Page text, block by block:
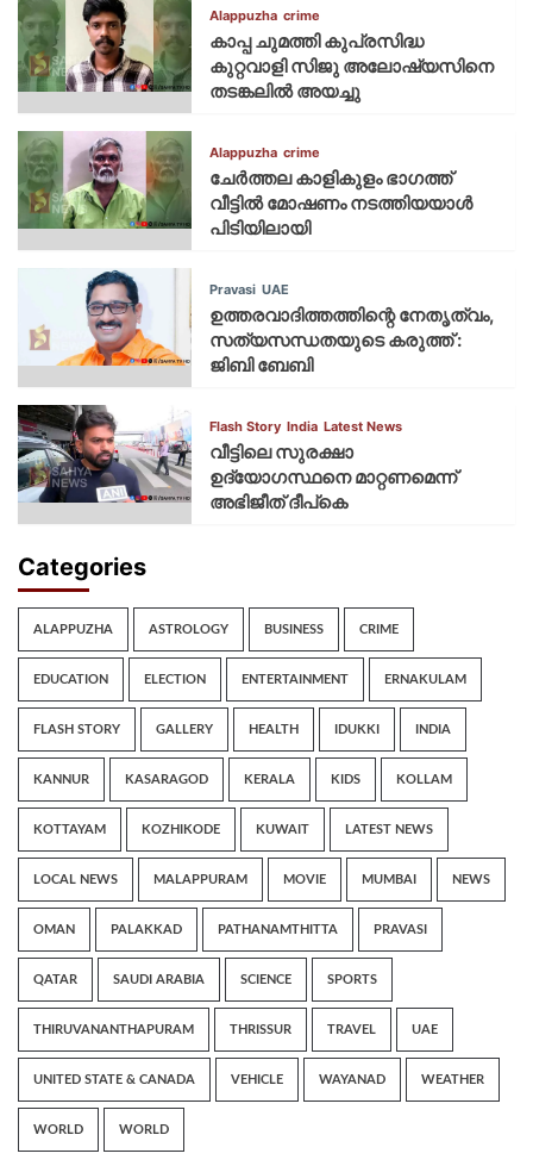
Alappuzha crime
കാപ്പ ചുമത്തി കുപ്രസിദ്ധ
കുറ്റവാളി സിജു അലോഷ്യസിനെ
തടങ്കലിൽ അയച്ചു
Alappuzha crime
ചേർത്തല കാളികുളം ഭാഗത്ത്
വീട്ടിൽ മോഷണം നടത്തിയയാൾ
പിടിയിലായി
Pravasi UAE
ഉത്തരവാദിത്തത്തിന്റെ നേതൃത്വം,
സത്യസന്ധതയുടെ കരുത്ത് :
ജിബി ബേബി
Flash Story India Latest News
വീട്ടിലെ സുരക്ഷാ
ഉദ്യോഗസ്ഥനെ മാറ്റണമെന്ന്
അഭിജീത് ദീപ്‌കെ
Categories
ALAPPUZHA ASTROLOGY BUSINESS CRIME
EDUCATION ELECTION ENTERTAINMENT ERNAKULAM
FLASH STORY GALLERY HEALTH IDUKKI INDIA
KANNUR KASARAGOD KERALA KIDS KOLLAM
KOTTAYAM KOZHIKODE KUWAIT LATEST NEWS
LOCAL NEWS MALAPPURAM MOVIE MUMBAI NEWS
OMAN PALAKKAD PATHANAMTHITTA PRAVASI
QATAR SAUDI ARABIA SCIENCE SPORTS
THIRUVANANTHAPURAM THRISSUR TRAVEL UAE
UNITED STATE & CANADA VEHICLE WAYANAD WEATHER
WORLD WORLD